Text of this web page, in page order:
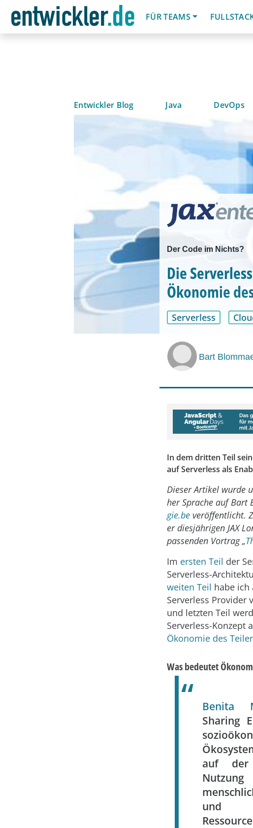
FÜR TEAMS
Entwickler Blog Java DevOps
Der Code im Nichts?
Die
Ökonomie
Serverless
Bart
In dem dritten Teil
auf Serverless als
Dieser Artikel wurde
her Sprache auf Bart
gie.be veröffentlicht.
er diesjährigen JAX
passenden Vortrag „
Im ersten Teil der
Serverless-
weiten Teil habe ich
Serverless Provider
und letzten Teil
Serverless-Konzept
Ökonomie des
Was bedeutet
Benita
Sharing
auf der
und